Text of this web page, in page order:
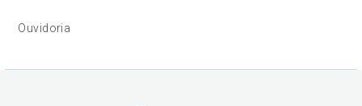
Ouvidoria